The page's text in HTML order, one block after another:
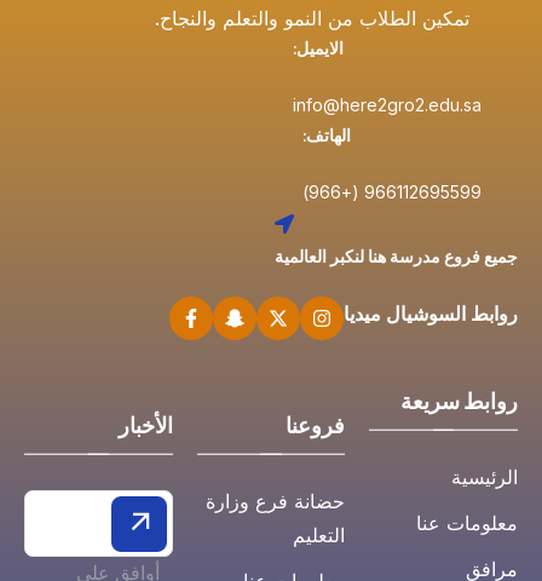
تمكين الطلاب من النمو والتعلم والنجاح.
الايميل:
info@here2gro2.edu.sa
الهاتف:
966112695599 (+966)
جميع فروع مدرسة هنا لنكبر العالمية
روابط السوشيال ميديا
روابط سريعة
الرئيسية
معلومات عنا
مرافق
فروعنا
حضانة فرع وزارة
التعليم
الأخبار
أوافق على